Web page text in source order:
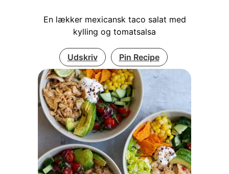
En lækker mexicansk taco salat med
kylling og tomatsalsa
Udskriv Pin Recipe